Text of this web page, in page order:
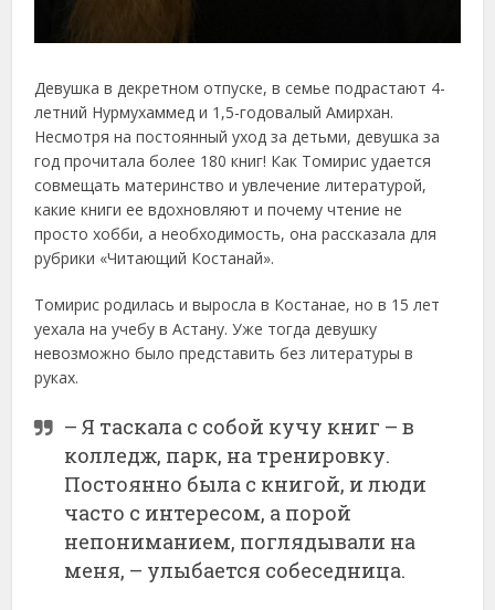
Девушка в декретном отпуске, в семье подрастают 4-
летний Нурмухаммед и 1,5-годовалый Амирхан.
Несмотря на постоянный уход за детьми, девушка за
год прочитала более 180 книг! Как Томирис удается
совмещать материнство и увлечение литературой,
какие книги ее вдохновляют и почему чтение не
просто хобби, а необходимость, она рассказала для
рубрики «Читающий Костанай».
Томирис родилась и выросла в Костанае, но в 15 лет
уехала на учебу в Астану. Уже тогда девушку
невозможно было представить без литературы в
руках.
– Я таскала с собой кучу книг – в
колледж, парк, на тренировку.
Постоянно была с книгой, и люди
часто с интересом, а порой
непониманием, поглядывали на
меня, – улыбается собеседница.